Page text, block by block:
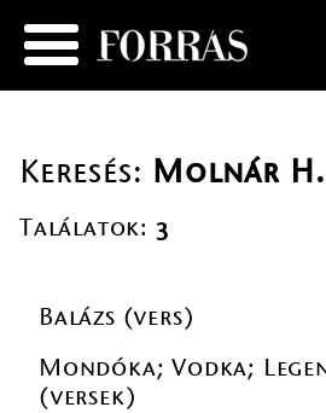
Keresés: Molnár
Találatok: 3
Balázs (vers)
Mondóka; Vodka;
(versek)